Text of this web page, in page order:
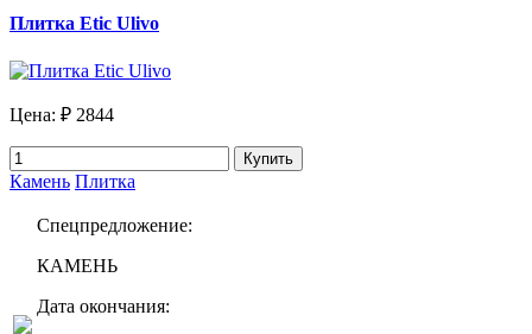
Плитка Etic Ulivo
Цена: ₽ 2844
Купить
Камень Плитка
Спецпредложение:
КАМЕНЬ
Дата окончания: